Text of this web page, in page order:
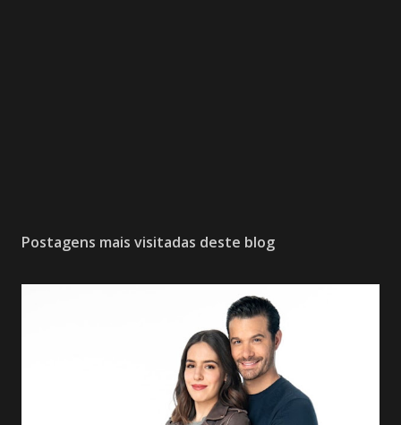
Postagens mais visitadas deste blog